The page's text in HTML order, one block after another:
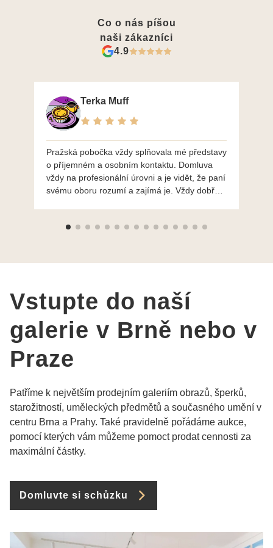
Co o nás píšou
naši zákazníci
4.9
Terka Muff
Pražská pobočka vždy splňovala mé představy
o příjemném a osobním kontaktu. Domluva
vždy na profesionální úrovni a je vidět, že paní
svému oboru rozumí a zajímá je. Vždy dobře a
výběru, jak už bylo napsáno - na požádání
Vstupte do naší
galerie v Brně nebo v
Praze
Patříme k největším prodejním galeriím obrazů, šperků,
starožitností, uměleckých předmětů a současného umění v
centru Brna a Prahy. Také pravidelně pořádáme aukce,
pomocí kterých vám můžeme pomoct prodat cennosti za
maximální částky.
Domluvte si schůzku